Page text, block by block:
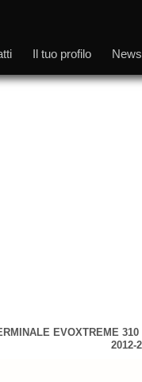
Il tuo profilo News
libretto di istruzioni,
EVOXTREME
2012-